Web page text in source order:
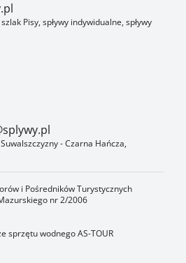
Pisy, spływy indywidualne, spływy
- Czarna Hańcza,
i Pośredników Turystycznych
nr 2/2006
sprzętu wodnego AS-TOUR